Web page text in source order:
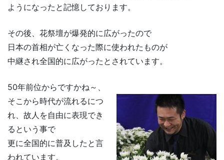
ようになったと記憶しております。
その後、花祭壇が爆発的に広がったので
日本の首相が亡くなった際に使われたものが
中継され全国的に広がったとされています。
50年前位からですかね～、
そこから時代が流れるにつ
れ、故人を自由に表現でき
るという事で
更に全国的に普及したと言
われています。